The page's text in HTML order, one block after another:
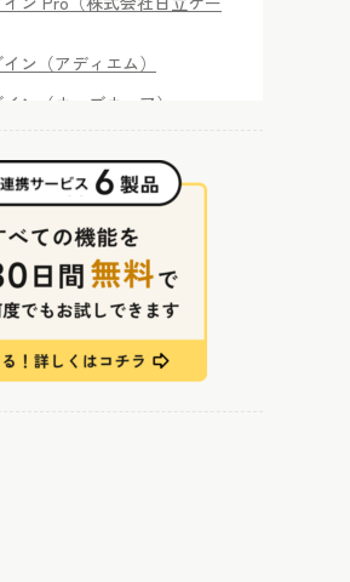
ン（アディエム）
ン（ウェブウェア）
FormBridge」ならタブ表示
力業務が楽になる!